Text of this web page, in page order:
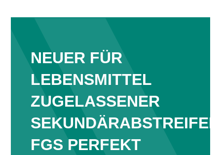
NEUER FÜR
LEBENSMITTEL
ZUGELASSENER
SEKUNDÄRABSTREIFER
FGS PERFEKT